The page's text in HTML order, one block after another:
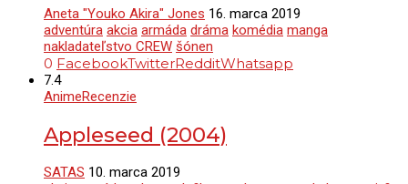
Aneta "Youko Akira" Jones 16. marca 2019
adventúra akcia armáda dráma komédia manga
nakladateľstvo CREW šónen
0 FacebookTwitterRedditWhatsapp
7.4
AnimeRecenzie
Appleseed (2004)
SATAS 10. marca 2019